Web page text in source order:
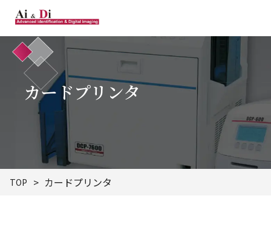
カードプリンタ
TOP カードプリンタ